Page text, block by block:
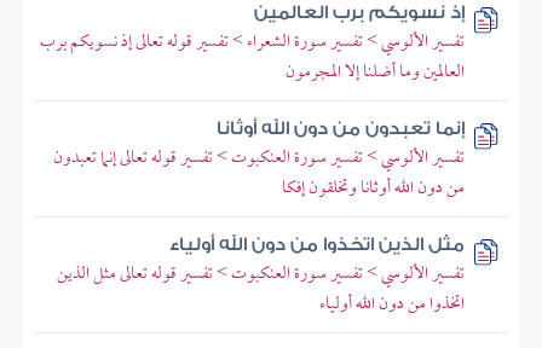
إذ نسويكم برب العالمين
تفسير الألوسي > تفسير سورة الشعراء > تفسير قوله تعالى إذ نسويكم برب
العالمين وما أضلنا إلا المجرمون
إنما تعبدون من دون الله أوثانا
تفسير الألوسي > تفسير سورة العنكبوت > تفسير قوله تعالى إنما تعبدون
من دون الله أوثانا وتخلقون إفكا
مثل الذين اتخذوا من دون الله أولياء
تفسير الألوسي > تفسير سورة العنكبوت > تفسير قوله تعالى مثل الذين
اتخذوا من دون الله أولياء